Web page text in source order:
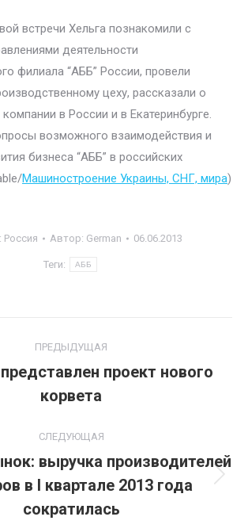
встречи Хельга познакомили с
деятельности
филиала “АББ” России, провели
цеху, рассказали о
в России и в Екатеринбурге.
возможного взаимодействия и
бизнеса “АББ” в российских
Машиностроение Украины, СНГ, мира)
Россия Автор: German 06.06.2013
Теги: АББ
ПРЕДЫДУЩАЯ
Предыдущая
запись:
проект нового
корвета
СЛЕДУЮЩАЯ
Следующая
запись:
выручка производителей
в I квартале 2013 года
сократилась